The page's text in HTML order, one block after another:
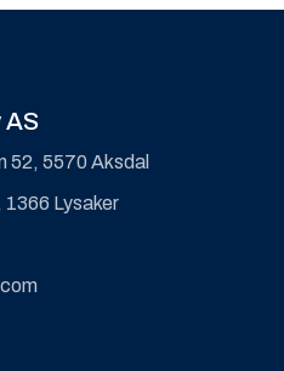
AS
52, 5570 Aksdal
Lysaker